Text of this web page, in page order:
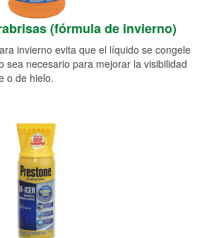
(fórmula de invierno)
invierno evita que el líquido se congele
sea necesario para mejorar la visibilidad
o de hielo.